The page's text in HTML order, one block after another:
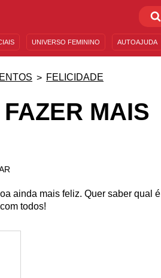
UNIVERSO FEMININO AUTOAJUDA
FELICIDADE
MAIS
ainda mais feliz. Quer saber qual é
todos!